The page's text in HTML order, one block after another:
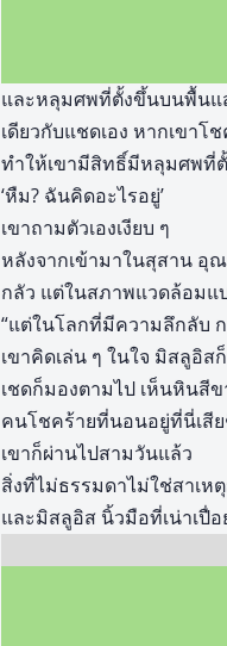
และหลุมศพที่ตั้งขึ้นบนพื้นแ
เดียวกับแชดเอง หากเขาโ
ทำให้เขามีสิทธิ์มีหลุมศพที่
‘หืม? ฉันคิดอะไรอยู่’
เขาถามตัวเองเงียบ ๆ
หลังจากเข้ามาในสุสาน อุ
กลัว แต่ในสภาพแวดล้อมแ
“แต่ในโลกที่มีความลึกลับ
เขาคิดเล่น ๆ ในใจ มิสลูอิ
เชดก็มองตามไป เห็นหินสี
คนโชคร้ายที่นอนอยู่ที่นี่เสี
เขาก็ผ่านไปสามวันแล้ว
สิ่งที่ไม่ธรรมดาไม่ใช่สาเ
และมิสลูอิส นิ้วมือที่เน่าเปื่